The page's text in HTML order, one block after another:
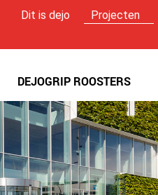
Dit is dejo Projecten
DEJOGRIP ROOSTERS